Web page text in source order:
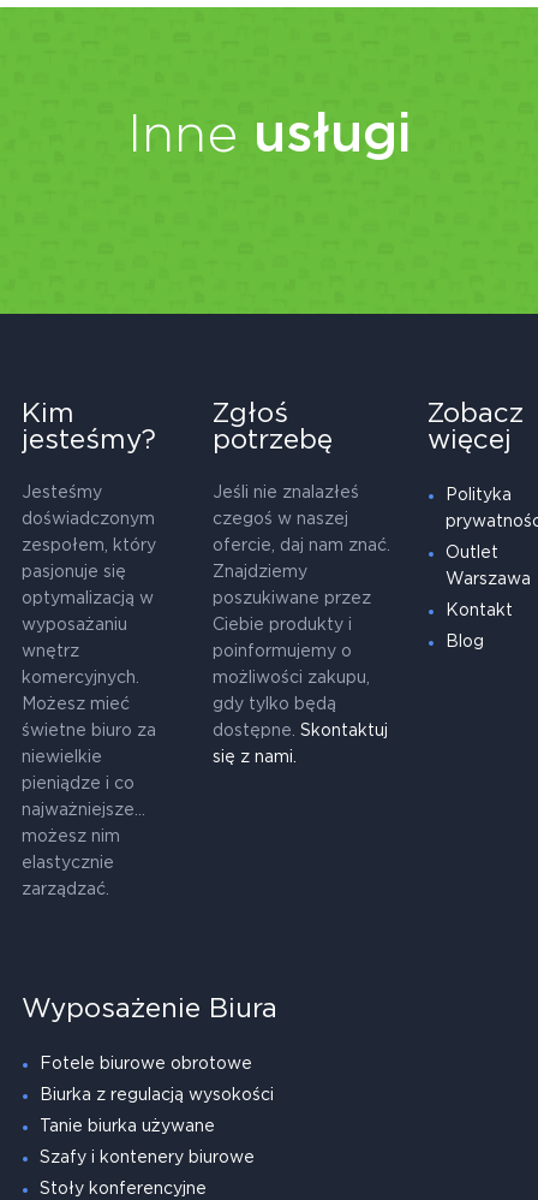
Inne usługi
Kim
jesteśmy?
Jesteśmy
doświadczonym
zespołem, który
pasjonuje się
optymalizacją w
wyposażaniu
wnętrz
komercyjnych.
Możesz mieć
świetne biuro za
niewielkie
pieniądze i co
najważniejsze...
możesz nim
elastycznie
zarządzać.
Zgłoś
potrzebę
Jeśli nie znalazłeś
czegoś w naszej
ofercie, daj nam znać.
Znajdziemy
poszukiwane przez
Ciebie produkty i
poinformujemy o
możliwości zakupu,
gdy tylko będą
dostępne. Skontaktuj
się z nami.
Zobacz
więcej
Polityka
Outlet
Warszawa
Kontakt
Blog
Wyposażenie Biura
Fotele biurowe obrotowe
Biurka z regulacją wysokości
Tanie biurka używane
Szafy i kontenery biurowe
Stoły konferencyjne